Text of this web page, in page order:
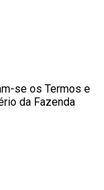
se os Termos e
da Fazenda